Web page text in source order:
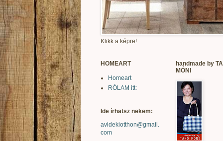
Klikk a képre!
HOMEART
Homeart
RÓLAM itt:
Ide írhatsz nekem:
avidekiotthon@gmail.
com
handmade by
MÓNI